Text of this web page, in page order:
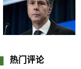
热门评论